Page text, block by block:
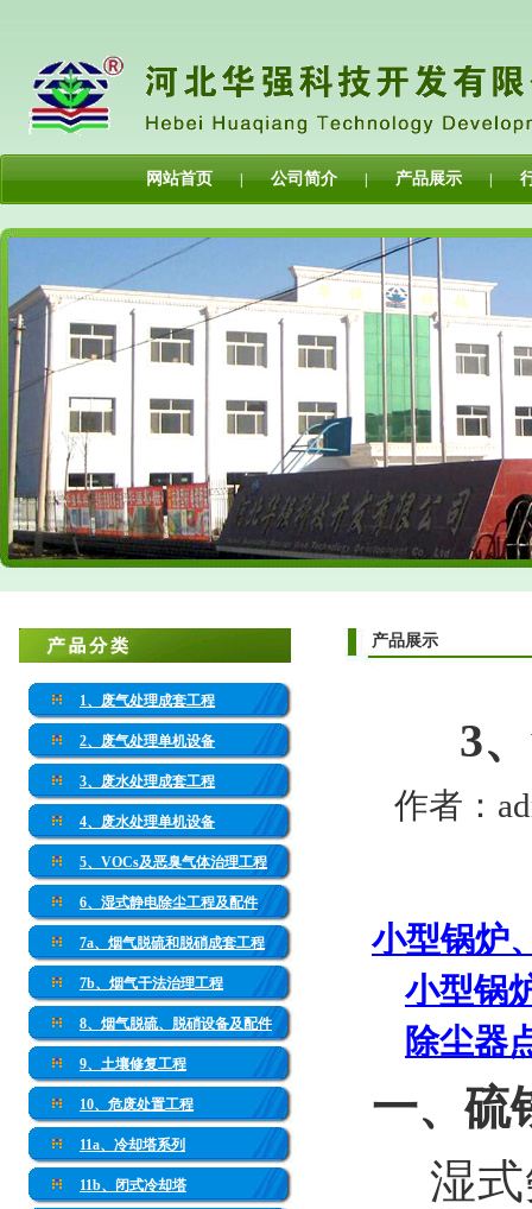
网站首页 | 公司简介 | 产品展示 |
1、废气处理成套工程
2、废气处理单机设备
3、废水处理成套工程
4、废水处理单机设备
5、VOCs及恶臭气体治理工程
6、湿式静电除尘工程及配件
7a、烟气脱硫和脱硝成套工程
7b、烟气干法治理工程
8、烟气脱硫、脱硝设备及配件
9、土壤修复工程
10、危废处置工程
11a、冷却塔系列
11b、闭式冷却塔
产品展示
3
作者：
小型锅炉
小型锅
除尘器
一、硫
湿